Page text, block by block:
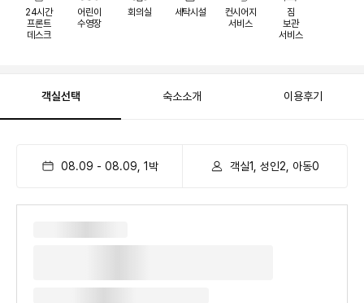
24시간
프론트
데스크
어린이
수영장
회의실 세탁시설
컨시어지
서비스
짐
보관
서비스
객실선택 숙소소개 이용후기
08.09 - 08.09 1 박 객실1, 성인2, 아동0